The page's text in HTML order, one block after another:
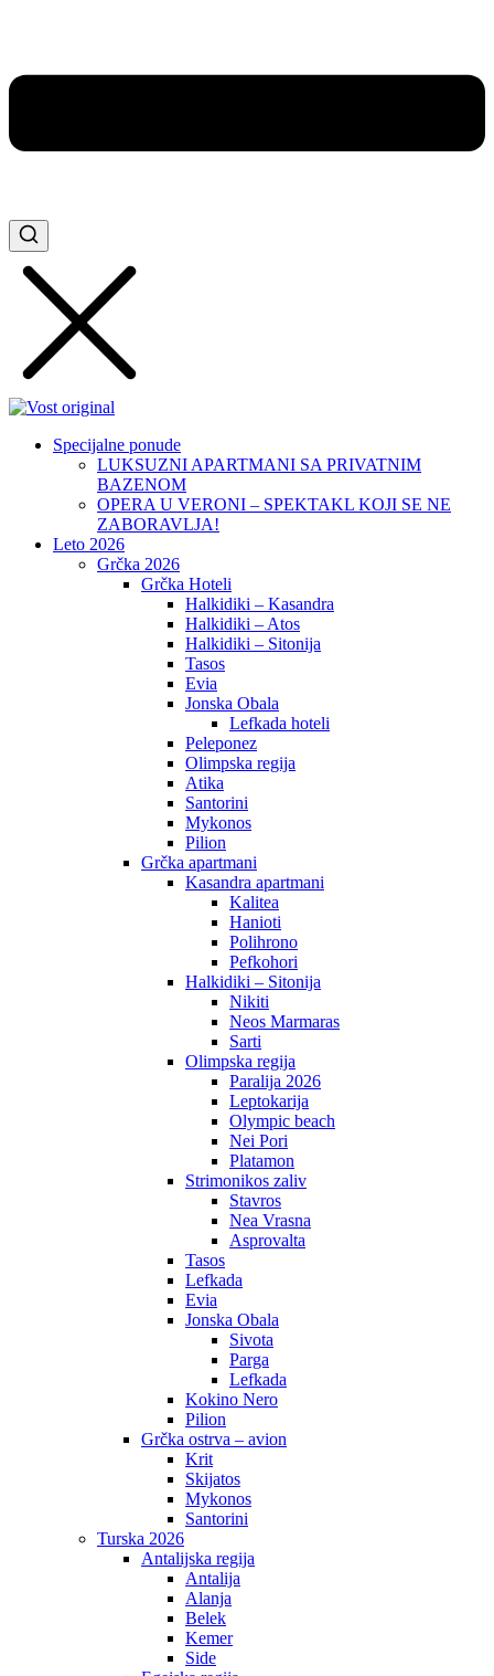
Specijalne ponude
LUKSUZNI APARTMANI SA PRIVATNIM
BAZENOM
OPERA U VERONI – SPEKTAKL KOJI SE NE
ZABORAVLJA!
Leto 2026
Grčka 2026
Grčka Hoteli
Halkidiki – Kasandra
Halkidiki – Atos
Halkidiki – Sitonija
Tasos
Evia
Jonska Obala
Lefkada hoteli
Peleponez
Olimpska regija
Atika
Santorini
Mykonos
Pilion
Grčka apartmani
Kasandra apartmani
Kalitea
Hanioti
Polihrono
Pefkohori
Halkidiki – Sitonija
Nikiti
Neos Marmaras
Sarti
Olimpska regija
Paralija 2026
Leptokarija
Olympic beach
Nei Pori
Platamon
Strimonikos zaliv
Stavros
Nea Vrasna
Asprovalta
Tasos
Lefkada
Evia
Jonska Obala
Sivota
Parga
Lefkada
Kokino Nero
Pilion
Grčka ostrva – avion
Krit
Skijatos
Mykonos
Santorini
Turska 2026
Antalijska regija
Antalija
Alanja
Belek
Kemer
Side